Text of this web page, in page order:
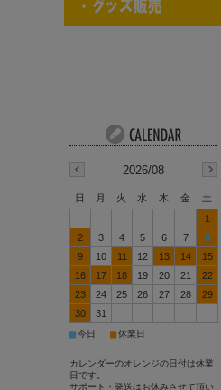
2026/08
日 月 火 水 木 金
土
1
2
3 4 5 6 7
8
9
10 11 12 13 14
15
16
17 18 19 20 21
22
23
24 25 26 27 28
29
30
31
■今日 ■休業日
カレンダーのオレンジの日付は休業
日です。
サポート・発送はお休みさせて頂い